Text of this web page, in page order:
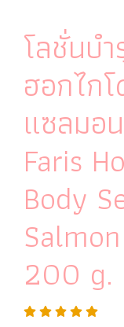
โลชั่นบ
ฮอกไก
แซลมอ
Faris
Body
200 g.